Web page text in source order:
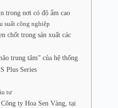
trong nơi có độ ẩm cao
suất công nghiệp
chốt trong sản xuất các
trung tâm” của hệ thống
Plus Series
tư
ty Hoa Sen Vàng, tại